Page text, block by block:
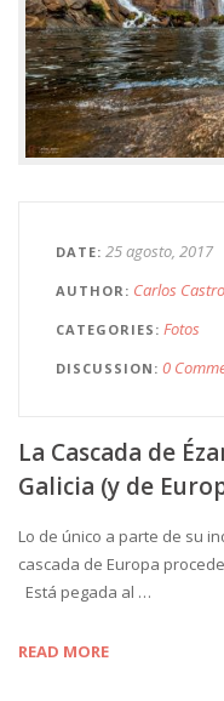
DATE 25 agosto, 2017
AUTHOR Carlos Castro
CATEGORIES Fotos
DISCUSSION 0
La Cascada de
Galicia (y de
Lo de único a parte de su
cascada de Europa
Está pegada al …
READ MORE